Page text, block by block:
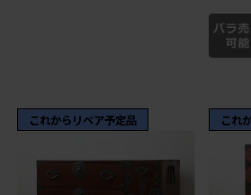
これからリペア予定品 これ